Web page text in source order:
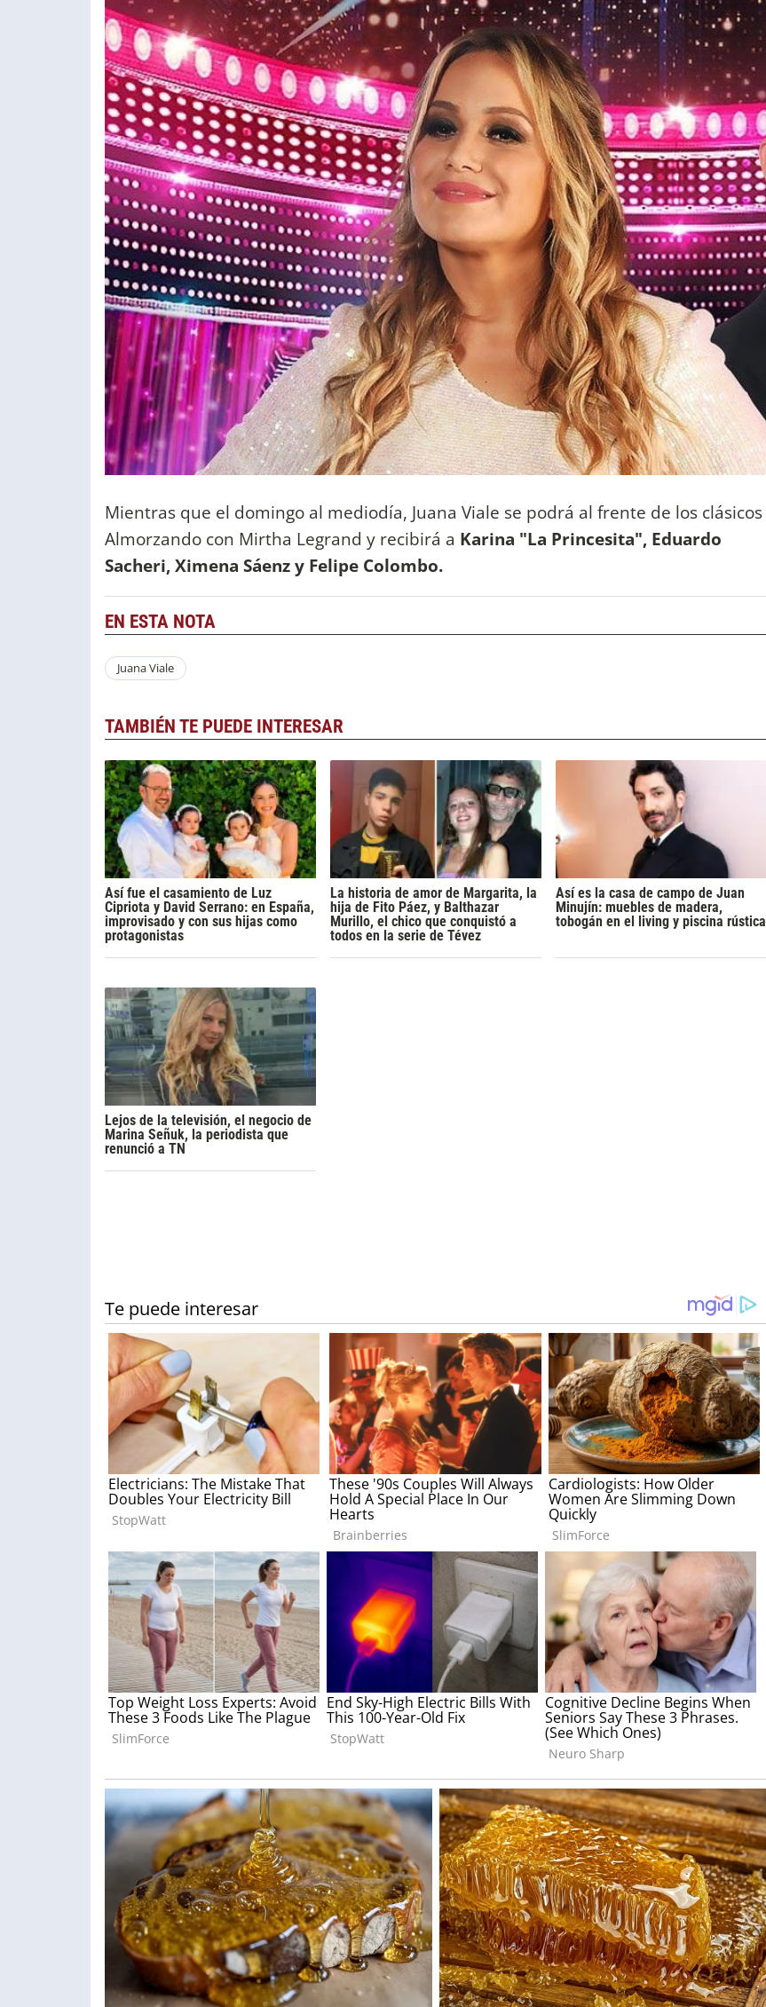
Mientras que el domingo al mediodía, Juana Viale se podrá al frente de los clásicos
Almorzando con Mirtha Legrand y recibirá a Karina "La Princesita", Eduardo
Sacheri, Ximena Sáenz y Felipe Colombo.
EN ESTA NOTA
Juana Viale
TAMBIÉN TE PUEDE INTERESAR
Así fue el casamiento de Luz
Cipriota y David Serrano: en España,
improvisado y con sus hijas como
protagonistas
La historia de amor de Margarita, la
hija de Fito Páez, y Balthazar
Murillo, el chico que conquistó a
todos en la serie de Tévez
Así es la casa de campo de Juan
Minujín: muebles de madera,
tobogán en el living y piscina rústica
Lejos de la televisión, el negocio de
Marina Señuk, la periodista que
renunció a TN